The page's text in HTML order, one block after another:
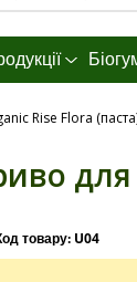
Rise Flora
для
товару: U04